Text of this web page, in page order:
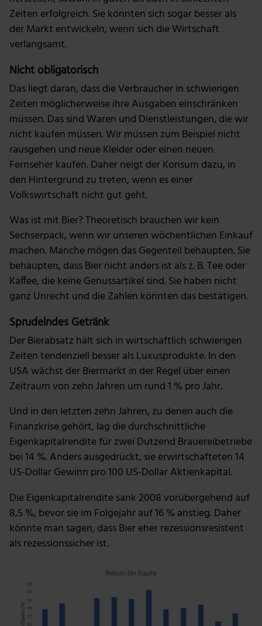
Zeiten erfolgreich. Sie könnten sich sogar besser als
der Markt entwickeln, wenn sich die Wirtschaft
verlangsamt.
Nicht obligatorisch
Das liegt daran, dass die Verbraucher in schwierigen
Zeiten möglicherweise ihre Ausgaben einschränken
müssen. Das sind Waren und Dienstleistungen, die wir
nicht kaufen müssen. Wir müssen zum Beispiel nicht
rausgehen und neue Kleider oder einen neuen
Fernseher kaufen. Daher neigt der Konsum dazu, in
den Hintergrund zu treten, wenn es einer
Volkswirtschaft nicht gut geht.
Was ist mit Bier? Theoretisch brauchen wir kein
Sechserpack, wenn wir unseren wöchentlichen Einkauf
machen. Manche mögen das Gegenteil behaupten. Sie
behaupten, dass Bier nicht anders ist als z. B. Tee oder
Kaffee, die keine Genussartikel sind. Sie haben nicht
ganz Unrecht und die Zahlen könnten das bestätigen.
Sprudelndes Getränk
Der Bierabsatz hält sich in wirtschaftlich schwierigen
Zeiten tendenziell besser als Luxusprodukte. In den
USA wächst der Biermarkt in der Regel über einen
Zeitraum von zehn Jahren um rund 1 % pro Jahr.
Und in den letzten zehn Jahren, zu denen auch die
Finanzkrise gehört, lag die durchschnittliche
Eigenkapitalrendite für zwei Dutzend Brauereibetriebe
bei 14 %. Anders ausgedrückt, sie erwirtschafteten 14
US-Dollar Gewinn pro 100 US-Dollar Aktienkapital.
Die Eigenkapitalrendite sank 2008 vorübergehend auf
8,5 %, bevor sie im Folgejahr auf 16 % anstieg. Daher
könnte man sagen, dass Bier eher rezessionsresistent
als rezessionssicher ist.